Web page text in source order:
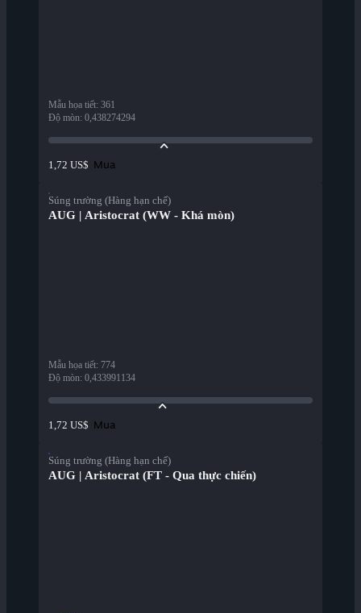
Mẫu họa tiết: 361
Độ mòn: 0,438274294
1,72 US$ Mua
Súng trường (Hàng hạn chế)
AUG | Aristocrat (WW - Khá mòn)
Mẫu họa tiết: 774
Độ mòn: 0,433991134
1,72 US$ Mua
Súng trường (Hàng hạn chế)
AUG | Aristocrat (FT - Qua thực chiến)